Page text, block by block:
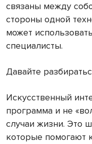
связаны между
стороны одной
может
специалисты.
Давайте
Искусственный
программа и не
случаи жизни. Это
которые помогают